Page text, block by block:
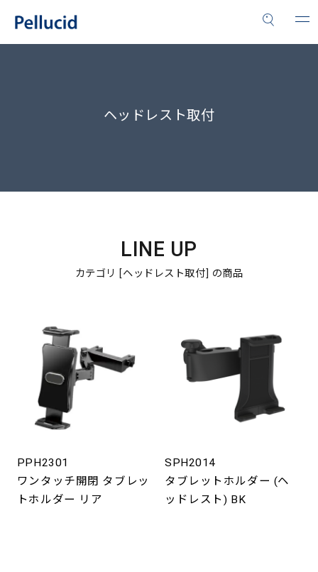
ヘッドレスト取付
LINE UP
カテゴリ [ヘッドレスト取付] の商品
PPH2301
ワンタッチ開閉 タブレッ
トホルダー リア
SPH2014
タブレットホルダー (ヘ
ッドレスト) BK